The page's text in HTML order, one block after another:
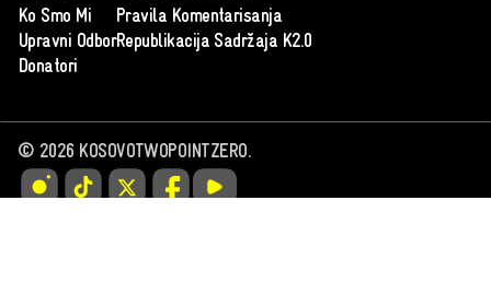
Ko Smo Mi
Upravni Odbor
Donatori
Pravila Komentarisanja
Republikacija Sadržaja K2.0
© 2026KOSOVOTWOPOINTZERO.